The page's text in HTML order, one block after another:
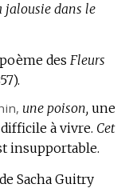
jalousie dans le
des Fleurs
une poison, une
à vivre. Cet
insupportable.
Sacha Guitry